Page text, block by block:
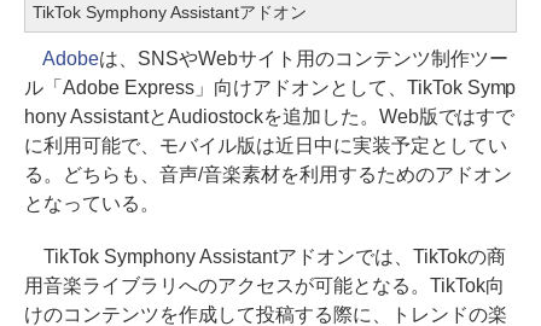
TikTok Symphony Assistantアドオン
Adobeは、SNSやWebサイト用のコンテンツ制作ツー
ル「Adobe Express」向けアドオンとして、TikTok Symp
hony AssistantとAudiostockを追加した。Web版ではすで
に利用可能で、モバイル版は近日中に実装予定としてい
る。どちらも、音声/音楽素材を利用するためのアドオン
となっている。
TikTok Symphony Assistantアドオンでは、TikTokの商
用音楽ライブラリへのアクセスが可能となる。TikTok向
けのコンテンツを作成して投稿する際に、トレンドの楽